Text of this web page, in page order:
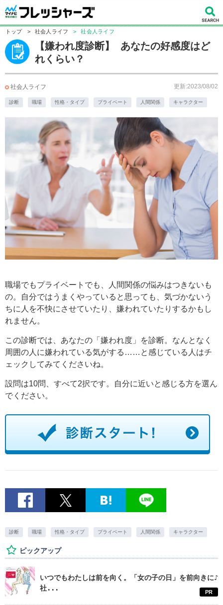
トップ > 社会人ライフ > 社会人ライフ
【嫌われ度診断】 あなたの好感度はど
れくらい？
社会人ライフ 更新:2023/08/02
診断 職場 性格・タイプ プライベート 人間関係 キャラクター
職場でもプライベートでも、人間関係の悩みはつきないも
の。自分ではうまくやっていると思っても、気づかないう
ちに人を不快にさせていたり、嫌われていたりするかもし
れません。
この診断では、あなたの「嫌われ度」を診断。なんとなく
周囲の人に嫌われている気がする……と感じている人はチ
ェックしてみてくださいね。
設問は10問、すべて2択です。自分に近いと感じる方を選ん
でください。
診断 職場 性格・タイプ プライベート 人間関係 キャラクター
ピックアップ
いつでもわたしは前を向く。「女の子の日」を前向きに♪
社...
PR